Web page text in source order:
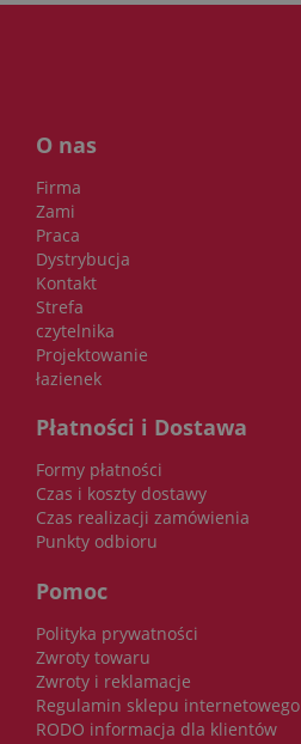
O nas
Firma
Zami
Praca
Dystrybucja
Kontakt
Strefa
czytelnika
Projektowanie
łazienek
Płatności i Dostawa
Formy płatności
Czas i koszty dostawy
Czas realizacji zamówienia
Punkty odbioru
Pomoc
Polityka prywatności
Zwroty towaru
Zwroty i reklamacje
Regulamin sklepu internetowego
RODO informacja dla klientów